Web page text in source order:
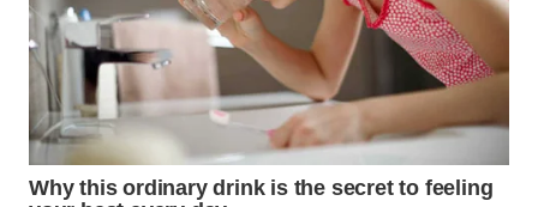
CIANJUR
WN
KEPULAUAN
SERIBU
WN